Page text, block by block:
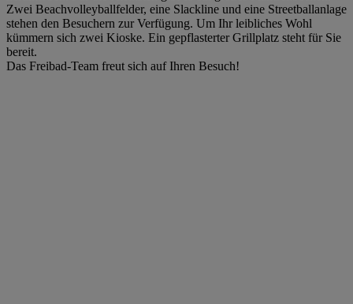
Zwei Beachvolleyballfelder, eine Slackline und eine Streetballanlage
stehen den Besuchern zur Verfügung. Um Ihr leibliches Wohl
kümmern sich zwei Kioske. Ein gepflasterter Grillplatz steht für Sie
bereit.
Das Freibad-Team freut sich auf Ihren Besuch!